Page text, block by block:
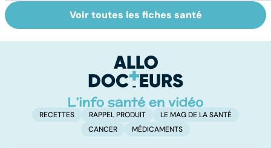
Tout savoir sur le
cerveau
Staphylocoque
doré : une
surveillance
Voir toutes les fiches santé
RECETTES RAPPEL PRODUIT
LE MAG DE LA SANTÉ
CANCER
MÉDICAMENTS